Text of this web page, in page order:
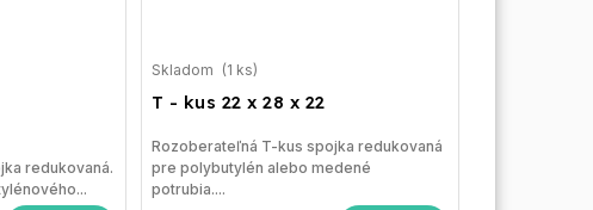
redukovaná.
T - kus 22 x 28 x 22
Skladom (1 ks)
Rozoberateľná T-kus spojka redukovaná
pre polybutylén alebo medené
potrubia....